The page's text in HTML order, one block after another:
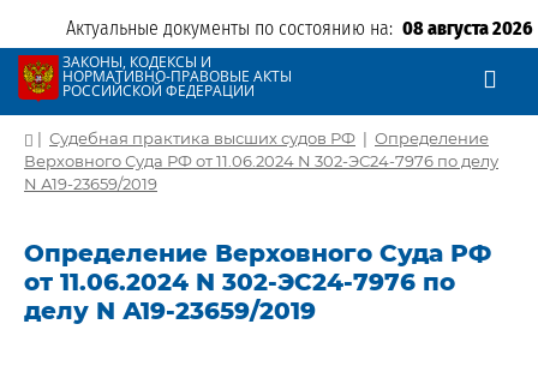
Актуальные документы по состоянию на: 08 августа 2026
ЗАКОНЫ, КОДЕКСЫ И
НОРМАТИВНО-ПРАВОВЫЕ АКТЫ
РОССИЙСКОЙ ФЕДЕРАЦИИ
| Судебная практика высших судов РФ | Определение
Верховного Суда РФ от 11.06.2024 N 302-ЭС24-7976 по делу
N А19-23659/2019
Определение Верховного Суда РФ
от 11.06.2024 N 302-ЭС24-7976 по
делу N А19-23659/2019